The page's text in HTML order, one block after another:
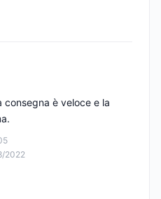
2022
consegna è veloce e la